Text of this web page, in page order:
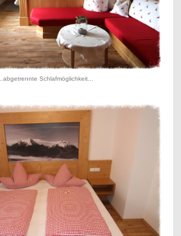
...abgetrennte Schlafmöglichkeit...